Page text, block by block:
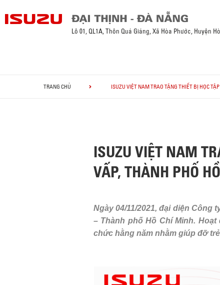
Lô 01, QL1A, Thôn Quá Giáng, Xã Hòa Phước, Huyện
TRANG CHỦ ISUZU VIỆT NAM TRAO TẶNG THIẾT BỊ HỌC
ISUZU VIỆT NAM
VẤP, THÀNH PHỐ
Ngày 04/11/2021, đại diện Công
– Thành phố Hồ Chí Minh.
chức hằng năm nhằm giúp đỡ